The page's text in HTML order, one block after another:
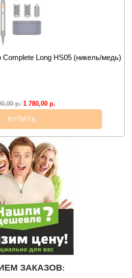
Long HS05 (никель/медь)
р. 1 780,00 р.
КУПИТЬ
ЗАКАЗОВ: